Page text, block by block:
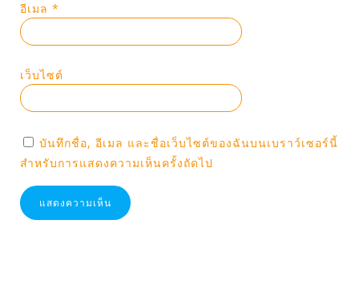
อีเมล *
เว็บไซต์
บันทึกชื่อ, อีเมล และชื่อเว็บไซต์ของฉันบนเบราว์เซอร์นี้
สำหรับการแสดงความเห็นครั้งถัดไป